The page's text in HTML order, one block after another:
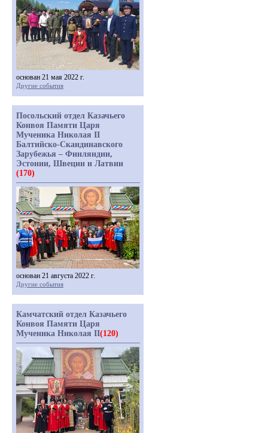
основан 21 мая 2022 г.
Другие события
Посольский отдел Казачьего
Конвоя Памяти Царя
Мученика Николая II
Балтийско-Скандинавского
Зарубежья – Финляндии,
Эстонии, Швеции и Латвии
(170)
основан 21 августа 2022 г.
Другие события
Камчатский отдел Казачьего
Конвоя Памяти Царя
Мученика Николая II(120)